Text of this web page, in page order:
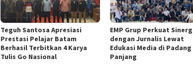
Teguh Santosa Apresiasi
Prestasi Pelajar Batam
Berhasil Terbitkan 4 Karya
Tulis Go Nasional
EMP Grup Perkuat
dengan Jurnalis Lewat
Edukasi Media di Padang
Panjang